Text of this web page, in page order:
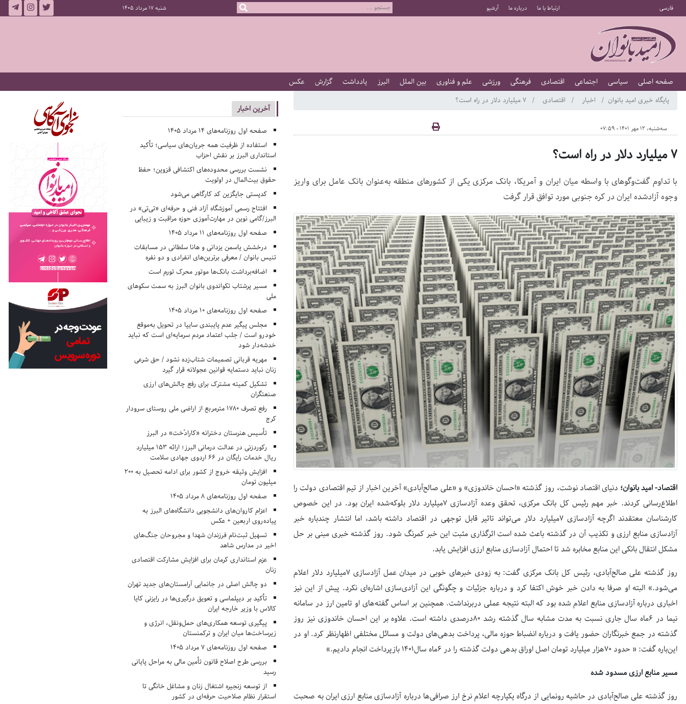
فارسی ارتباط با ما درباره ما آرشیو شنبه 17 مرداد 1405
صفحه اصلی سیاسی اجتماعی اقتصادی فرهنگی ورزشی علم و فناوری بین الملل البرز یادداشت گزارش عکس
پایگاه خبری امید بانوان اخبار اقتصادی
سه‌شنبه، 12 مهر 1401 - 07:59
۷ میلیارد دلار در راه است؟
با تداوم گفت‌وگوهای با واسطه میان ایران و آمریکا، بانک مرکزی یکی از کشورهای منطقه به‌عنوان بانک عامل برای واریز
وجوه آزادشده ایران در کره جنوبی مورد توافق قرار گرفت
اقتصاد- امید بانوان؛ دنیای اقتصاد نوشت، روز گذشته «احسان خاندوزی» و «علی صالح‌آبادی» آخرین اخبار از تیم اقتصادی دولت را
اطلاع‌رسانی کردند. خبر مهم رئیس کل بانک مرکزی، تحقق وعده آزاد‌سازی ۷میلیارد دلار بلوکه‌شده ایران بود. در این خصوص
کارشناسان معتقدند اگرچه آزاد‌سازی ۷میلیارد دلار می‌تواند تاثیر قابل توجهی در اقتصاد داشته باشد، اما انتشار چندباره خبر
آزاد‌سازی منابع ارزی و تکذیب آن در گذشته باعث شده است اثرگذاری مثبت این خبر کمرنگ شود. روز گذشته خبری مبنی بر حل
مشکل انتقال بانکی این منابع مخابره شد تا احتمال آزادسازی منابع ارزی افزایش یابد.
روز گذشته علی صالح‌آبادی، رئیس کل بانک مرکزی گفت: به زودی خبرهای خوبی در میدان عمل آزاد‌سازی ۷میلیارد دلار اعلام
می‌شود.» البته او صرفا به دادن خبر خوش اکتفا کرد و درباره جزئیات و چگونگی این آزادی‌سازی اشاره‌‌ای نکرد. پیش از این نیز
اخباری درباره آزاد‌سازی منابع اعلام شده بود که البته نتیجه‌‌ عملی دربرنداشت. همچنین بر اساس گفته‌های او تامین ارز در سامانه
نیما در ۶ماه سال جاری نسبت به مدت مشابه سال گذشته رشد ۸۰درصدی داشته است. علاوه بر این احسان خاندوزی نیز روز
گذشته در جمع خبرنگاران حضور یافت و درباره انضباط حوزه مالی، پرداخت بدهی‌‌های دولت و مسائل مختلفی اظهارنظر کرد. او در
این‌باره گفت: « حدود ۷۰هزار میلیارد تومان اصل اوراق بدهی دولت گذشته را در ۶ماه سال۱۴۰۱ بازپرداخت انجام دادیم.»
مسیر منابع ارزی مسدود شده
روز گذشته علی صالح‌آبادی در حاشیه رونمایی از درگاه یکپارچه اعلام نرخ ارز صرافی‌‌ها درباره آزادسازی منابع ارزی ایران به صحبت
آخرین اخبار
صفحه اول روزنامه‌های 14 مرداد 1405
استفاده از ظرفیت همه جریان‌های سیاسی؛ تأکید
استانداری البرز بر نقش احزاب
نشست بررسی محدوده‌های اکتشافی قزوین؛ حفظ
حقوق بیت‌المال در اولویت
کدپستی جایگزین کد کارگاهی می‌شود
افتتاح رسمی آموزشگاه آزاد فنی و حرفه‌ای «تی‌تی» در
البرز/گامی نوین در مهارت‌آموزی حوزه مراقبت و زیبایی
صفحه اول روزنامه‌های 11 مرداد 1405
درخشش یاسمن یزدانی و هانا سلطانی در مسابقات
تنیس بانوان / معرفی برترین‌های انفرادی و دو نفره
اضافه‌برداشت بانک‌ها موتور محرک تورم است
مسیر پرشتاب تکواندوی بانوان البرز به سمت سکوهای
ملی
صفحه اول روزنامه‌های 10 مرداد 1405
مجلس پیگیر عدم پایبندی سایپا در تحویل به‌موقع
خودرو است / جلب اعتماد مردم سرمایه‌ای است که نباید
خدشه‌دار شود
مهریه قربانی تصمیمات شتاب‌زده نشود / حق شرعی
زنان نباید دستمایه قوانین عجولانه قرار گیرد
تشکیل کمیته مشترک برای رفع چالش‌های ارزی
صنعتگران
رفع تصرف ۱۷۸۰ مترمربع از اراضی ملی روستای سرودار
کرج
تأسیس هنرستان دخترانه «کارادُخت» در البرز
رکوردزنی در عدالت درمانی البرز؛ ارائه ۱۵۳ میلیارد
ریال خدمات رایگان در ۶۶ اردوی جهادی سلامت
افزایش وثیقه خروج از کشور برای ادامه تحصیل به ۲۰۰
میلیون تومان
صفحه اول روزنامه‌های 8 مرداد 1405
اعزام کاروان‌های دانشجویی دانشگاه‌های البرز به
پیاده‌روی اربعین + عکس
تسهیل ثبت‌نام فرزندان شهدا و مجروحان جنگ‌های
اخیر در مدارس شاهد
عزم استانداری کرمان برای افزایش مشارکت اقتصادی
زنان
دو چالش اصلی در جانمایی آرامستان‌های جدید تهران
تأکید بر دیپلماسی و تعویق درگیری‌ها در رایزنی کایا
کالاس با وزیر خارجه ایران
پیگیری توسعه همکاری‌های حمل‌ونقل، انرژی و
زیرساخت‌ها میان ایران و ترکمنستان
صفحه اول روزنامه‌های 7 مرداد 1405
بررسی طرح اصلاح قانون تأمین مالی به مراحل پایانی
رسید
از توسعه زنجیره اشتغال زنان و مشاغل خانگی تا
استقرار نظام صلاحیت حرفه‌ای در کشور